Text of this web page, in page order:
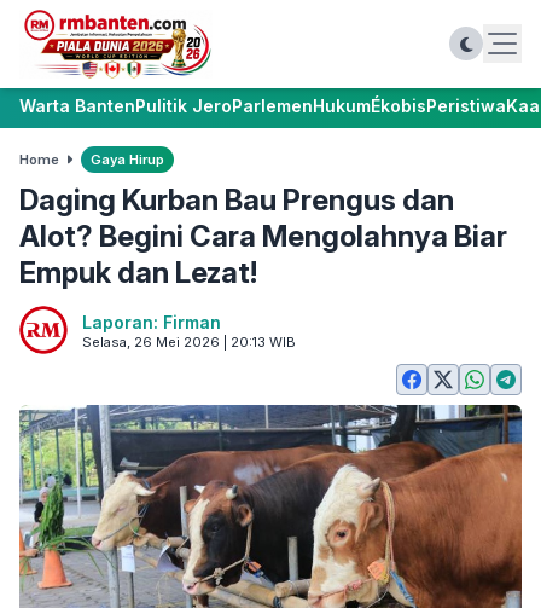
Warta BantenPulitik JeroParlemenHukumÉkobisPeristiwa
Home Gaya Hirup
Daging Kurban Bau Prengus dan
Alot? Begini Cara Mengolahnya Biar
Empuk dan Lezat!
Laporan: Firman
Selasa, 26 Mei 2026 | 20:13 WIB